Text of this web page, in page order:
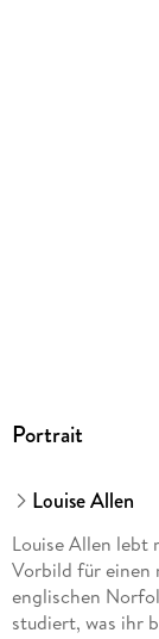
Portrait
Louise Allen
Louise Allen lebt
Vorbild für einen
englischen
studiert, was ihr